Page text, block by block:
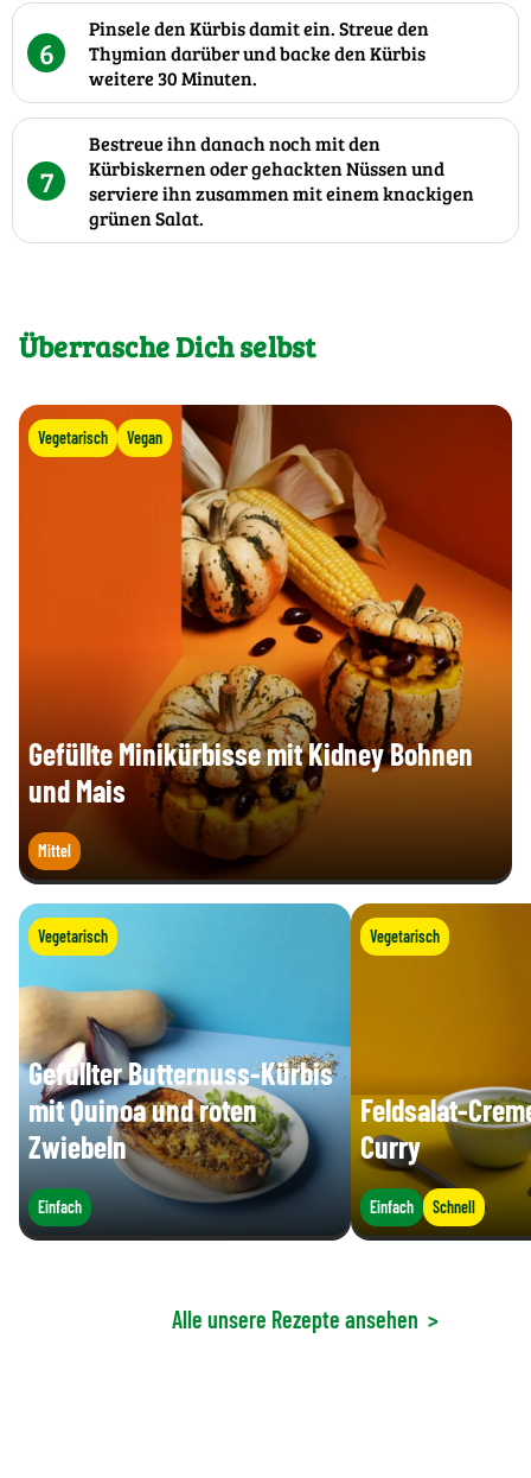
6
Pinsele den Kürbis damit ein. Streue den
Thymian darüber und backe den Kürbis
weitere 30 Minuten.
7
Bestreue ihn danach noch mit den
Kürbiskernen oder gehackten Nüssen und
serviere ihn zusammen mit einem knackigen
grünen Salat.
Überrasche Dich selbst
Vegetarisch Vegan
Gefüllte Minikürbisse mit Kidney Bohnen
und Mais
Mittel
Vegetarisch
Gefüllter Butternuss-Kürbis
mit Quinoa und roten
Zwiebeln
Einfach
Vegetarisch
Feldsalat-
Curry
Einfach Schnell
Alle unsere Rezepte ansehen >